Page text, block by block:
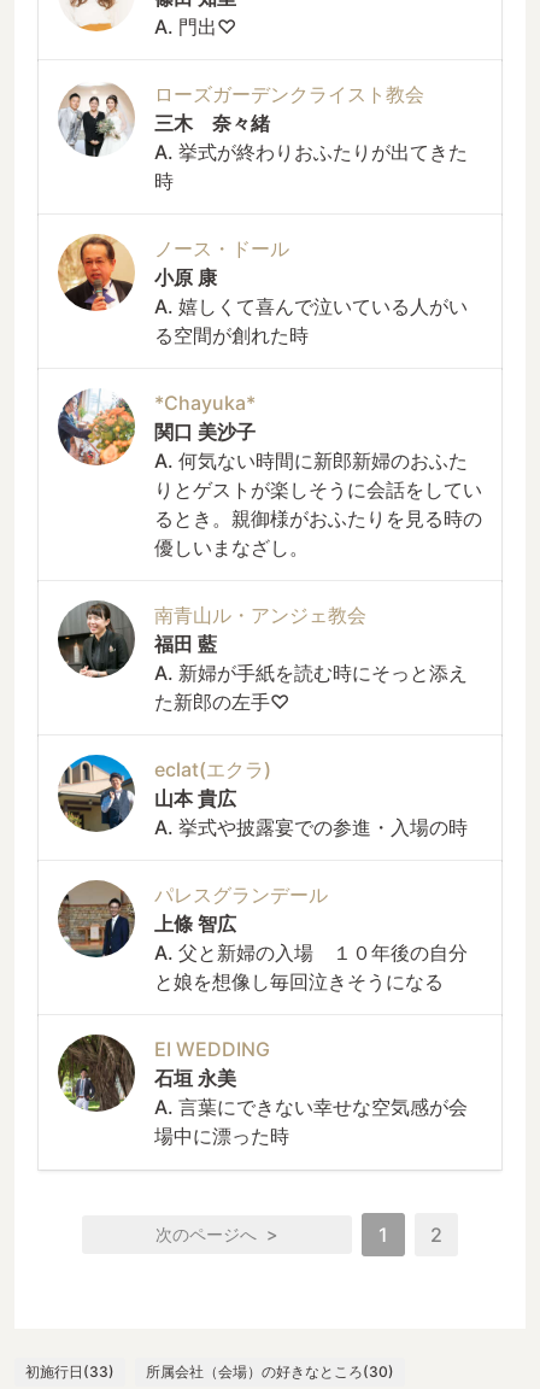
A. 門出♡
ローズガーデンクライスト教会
三木 奈々緒
A. 挙式が終わりおふたりが出てきた
時
ノース・ドール
小原 康
A. 嬉しくて喜んで泣いている人がい
る空間が創れた時
*Chayuka*
関口 美沙子
A. 何気ない時間に新郎新婦のおふた
りとゲストが楽しそうに会話をしてい
るとき。親御様がおふたりを見る時の
優しいまなざし。
南青山ル・アンジェ教会
福田 藍
A. 新婦が手紙を読む時にそっと添え
た新郎の左手♡
eclat(エクラ)
山本 貴広
A. 挙式や披露宴での参進・入場の時
パレスグランデール
上條 智広
A. 父と新婦の入場 １０年後の自分
と娘を想像し毎回泣きそうになる
EI WEDDING
石垣 永美
A. 言葉にできない幸せな空気感が会
場中に漂った時
> 1 2
初施行日(33) 所属会社（会場）の好きなところ(30)